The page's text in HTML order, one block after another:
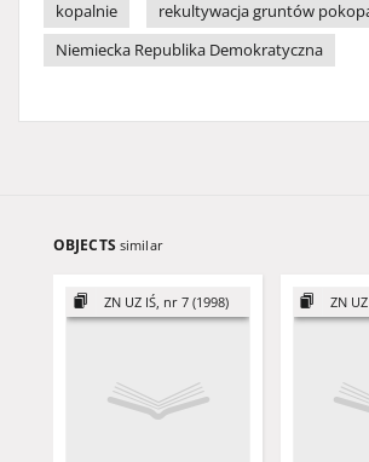
kopalnie
rekultywacja gruntów
Niemiecka Republika Demokratyczna
OBJECTS similar
ZN UZ IŚ, nr 7 (1998) ZN